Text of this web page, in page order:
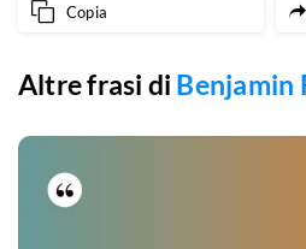
Copia
Altre frasi di Benjamin